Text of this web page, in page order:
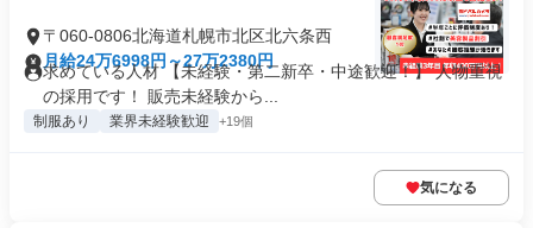
〒060-0806北海道札幌市北区北六条西
月給24万6998円～27万2380円
求めている人材 【未経験・第二新卒・中途歓迎！】 人物重視
の採用です！ 販売未経験から...
制服あり 業界未経験歓迎 +19個
気になる